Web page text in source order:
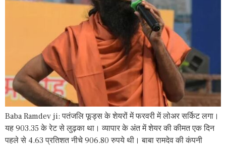
Baba Ramdev ji: पतंजलि फूड्स के शेयरों में फरवरी में लोअर सर्किट लगा।
यह 903.35 के रेट से लुढ़का था। व्यापार के अंत में शेयर की कीमत एक दिन
पहले से 4.63 प्रतिशत नीचे 906.80 रुपये थी। बाबा रामदेव की कंपनी